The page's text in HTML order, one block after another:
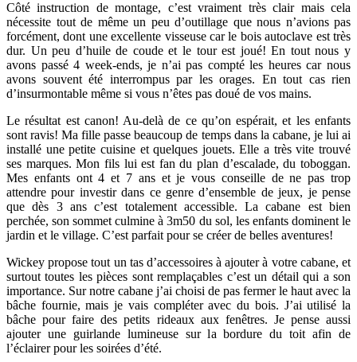
Côté instruction de montage, c’est vraiment très clair mais cela
nécessite tout de même un peu d’outillage que nous n’avions pas
forcément, dont une excellente visseuse car le bois autoclave est très
dur. Un peu d’huile de coude et le tour est joué! En tout nous y
avons passé 4 week-ends, je n’ai pas compté les heures car nous
avons souvent été interrompus par les orages. En tout cas rien
d’insurmontable même si vous n’êtes pas doué de vos mains.
Le résultat est canon! Au-delà de ce qu’on espérait, et les enfants
sont ravis! Ma fille passe beaucoup de temps dans la cabane, je lui ai
installé une petite cuisine et quelques jouets. Elle a très vite trouvé
ses marques. Mon fils lui est fan du plan d’escalade, du toboggan.
Mes enfants ont 4 et 7 ans et je vous conseille de ne pas trop
attendre pour investir dans ce genre d’ensemble de jeux, je pense
que dès 3 ans c’est totalement accessible. La cabane est bien
perchée, son sommet culmine à 3m50 du sol, les enfants dominent le
jardin et le village. C’est parfait pour se créer de belles aventures!
Wickey propose tout un tas d’accessoires à ajouter à votre cabane, et
surtout toutes les pièces sont remplaçables c’est un détail qui a son
importance. Sur notre cabane j’ai choisi de pas fermer le haut avec la
bâche fournie, mais je vais compléter avec du bois. J’ai utilisé la
bâche pour faire des petits rideaux aux fenêtres. Je pense aussi
ajouter une guirlande lumineuse sur la bordure du toit afin de
l’éclairer pour les soirées d’été.